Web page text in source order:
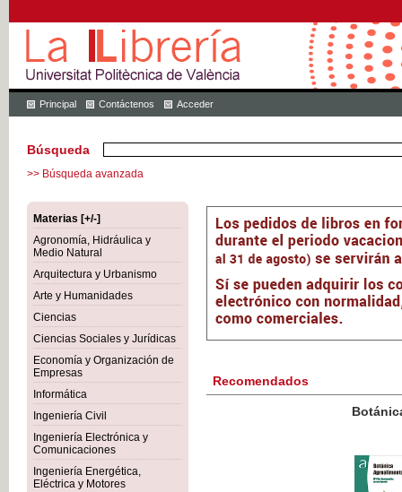
Principal Contáctenos Acceder
Búsqueda
>> Búsqueda avanzada
Materias [+/-]
Agronomía, Hidráulica y
Medio Natural
Arquitectura y Urbanismo
Arte y Humanidades
Ciencias
Ciencias Sociales y Jurídicas
Economía y Organización de
Empresas
Informática
Ingeniería Civil
Ingeniería Electrónica y
Comunicaciones
Ingeniería Energética,
Eléctrica y Motores
Recomendados
Botánica Agroalimentaria